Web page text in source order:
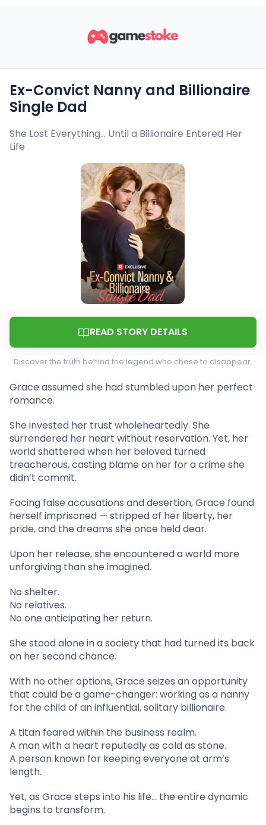
Ex-Convict Nanny and Billionaire
Single Dad
She Lost Everything… Until a Billionaire Entered Her
Life
READ STORY DETAILS
Discover the truth behind the legend who chose to disappear.
Grace assumed she had stumbled upon her perfect
romance.
She invested her trust wholeheartedly. She
surrendered her heart without reservation. Yet, her
world shattered when her beloved turned
treacherous, casting blame on her for a crime she
didn’t commit.
Facing false accusations and desertion, Grace found
herself imprisoned — stripped of her liberty, her
pride, and the dreams she once held dear.
Upon her release, she encountered a world more
unforgiving than she imagined.
No shelter.
No relatives.
No one anticipating her return.
She stood alone in a society that had turned its back
on her second chance.
With no other options, Grace seizes an opportunity
that could be a game-changer: working as a nanny
for the child of an influential, solitary billionaire.
A titan feared within the business realm.
A man with a heart reputedly as cold as stone.
A person known for keeping everyone at arm’s
length.
Yet, as Grace steps into his life… the entire dynamic
begins to transform.